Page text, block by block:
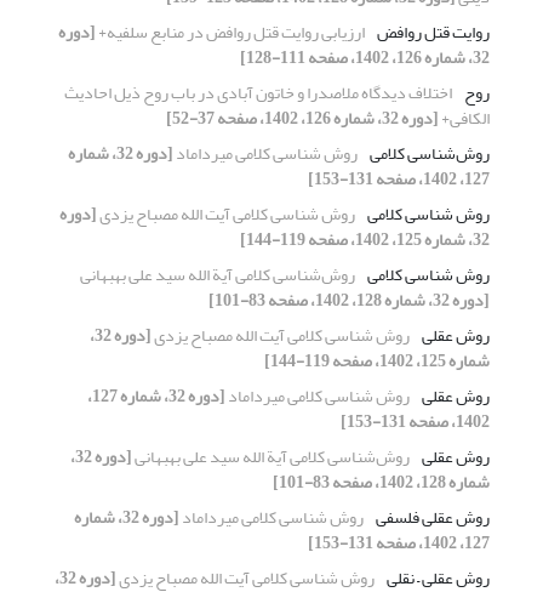
روایت قتل روافض‌‌ ارزیابی روایت قتل روافض در منابع سلفیه+[دوره
32، شماره 126، 1402، صفحه 111-128]
روح اختلاف دیدگاه ملاصدرا و خاتون آبادی در باب روح ذیل احادیث
الکافی+[دوره 32، شماره 126، 1402، صفحه 37-52]
روش‌شناسی کلامی روش شناسی کلامی میرداماد [دوره 32، شماره
127، 1402، صفحه 131-153]
روش شناسی کلامی روش شناسی کلامی آیت الله مصباح یزدی[دوره
32، شماره 125، 1402، صفحه 119-144]
روش شناسی کلامی روش‌شناسی کلامی آیة الله سید علی بهبهانی
[دوره 32، شماره 128، 1402، صفحه 83-101]
روش عقلی روش شناسی کلامی آیت الله مصباح یزدی [دوره 32،
شماره 125، 1402، صفحه 119-144]
روش عقلی روش شناسی کلامی میرداماد [دوره 32، شماره 127،
1402، صفحه 131-153]
روش عقلی روش‌شناسی کلامی آیة الله سید علی بهبهانی [دوره 32،
شماره 128، 1402، صفحه 83-101]
روش عقلی فلسفی روش شناسی کلامی میرداماد [دوره 32، شماره
127، 1402، صفحه 131-153]
روش عقلی – نقلی روش شناسی کلامی آیت الله مصباح یزدی [دوره 32،